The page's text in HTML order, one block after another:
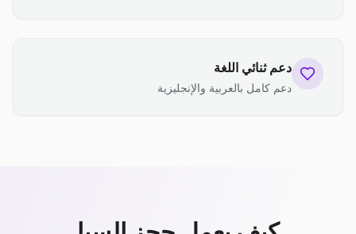
دعم ثنائي اللغة
دعم كامل بالعربية والإنجليزية